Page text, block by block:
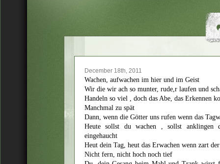
December 18th, 2011
Wachen, aufwachen im hier und im Geist
Wir die wir ach so munter, rude,r laufen und
Handeln so viel , doch das Abe, das Erkennen
Manchmal zu spät
Dann, wenn die Götter uns rufen wenn das
Heute sollst du wachen , sollst anklingen
eingehaucht
Heut dein Tag, heut das Erwachen wenn zart
Nicht fern, nicht hoch noch tief